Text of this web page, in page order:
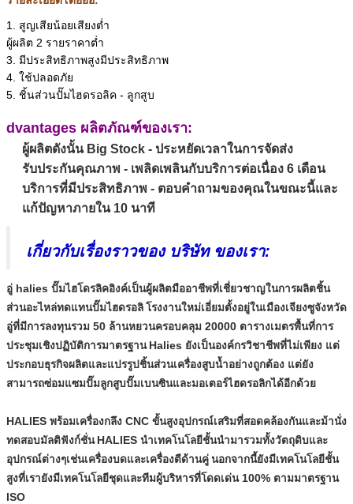
1. สูญเสียน้อยเสียงต่ำ
ผู้ผลิต 2 รายราคาต่ำ
3. มีประสิทธิภาพสูงมีประสิทธิภาพ
4. ใช้ปลอดภัย
5. ชิ้นส่วนปั๊มไฮดรอลิค - ลูกสูบ
dvantages ผลิตภัณฑ์ของเรา:
ผู้ผลิตดังนั้น Big Stock - ประหยัดเวลาในการจัดส่ง
รับประกันคุณภาพ - เพลิดเพลินกับบริการต่อเนื่อง 6 เดือน
บริการที่มีประสิทธิภาพ - ตอบคำถามของคุณในขณะนี้และ
แก้ปัญหาภายใน 10 นาที
เกี่ยวกับเรื่องราวของ บริษัท ของเรา:
อู่ halies ปั๊มไฮโดรลิคอิงค์เป็นผู้ผลิตมืออาชีพที่เชี่ยวชาญในการผลิตชิ้น
ส่วนอะไหล่ทดแทนปั๊มไฮดรอลิ โรงงานใหม่เอี่ยมตั้งอยู่ในเมืองเจียงซูจังหวัด
อู่ที่มีการลงทุนรวม 50 ล้านหยวนครอบคลุม 20000 ตารางเมตรพื้นที่การ
ประชุมเชิงปฏิบัติการมาตรฐาน Halies ยังเป็นองค์กรวิชาชีพที่ไม่เพียง แต่
ประกอบธุรกิจผลิตและแปรรูปชิ้นส่วนเครื่องสูบน้ำอย่างถูกต้อง แต่ยัง
สามารถซ่อมแซมปั๊มลูกสูบปั๊มเบนซินและมอเตอร์ไฮดรอลิกได้อีกด้วย
HALIES พร้อมเครื่องกลึง CNC ขั้นสูงอุปกรณ์เสริมที่สอดคล้องกันและม้านั่ง
ทดสอบมัลติฟังก์ชั่น HALIES นำเทคโนโลยีชั้นนำมารวมทั้งวัตถุดิบและ
อุปกรณ์ต่างๆเช่นเครื่องบดและเครื่องตีด้านคู่ นอกจากนี้ยังมีเทคโนโลยีชั้น
สูงที่เรายังมีเทคโนโลยีชุดและทีมผู้บริหารที่โดดเด่น 100% ตามมาตรฐาน
ISO